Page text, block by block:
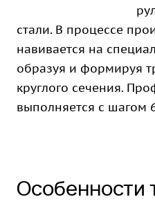
стали. В процессе
навивается на
образуя и формируя
круглого сечения.
выполняется с шагом
Особенности